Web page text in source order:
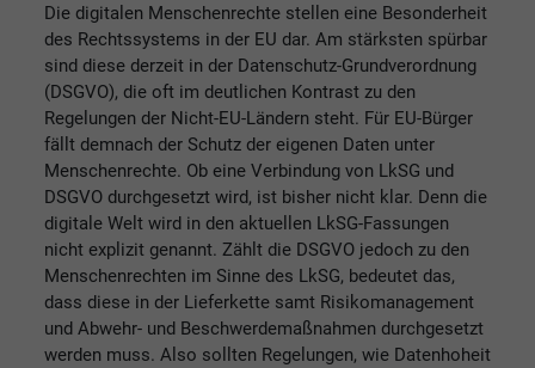
Die digitalen Menschenrechte stellen eine Besonderheit
des Rechtssystems in der EU dar. Am stärksten spürbar
sind diese derzeit in der Datenschutz-Grundverordnung
(DSGVO), die oft im deutlichen Kontrast zu den
Regelungen der Nicht-EU-Ländern steht. Für EU-Bürger
fällt demnach der Schutz der eigenen Daten unter
Menschenrechte. Ob eine Verbindung von LkSG und
DSGVO durchgesetzt wird, ist bisher nicht klar. Denn die
digitale Welt wird in den aktuellen LkSG-Fassungen
nicht explizit genannt. Zählt die DSGVO jedoch zu den
Menschenrechten im Sinne des LkSG, bedeutet das,
dass diese in der Lieferkette samt Risikomanagement
und Abwehr- und Beschwerdemaßnahmen durchgesetzt
werden muss. Also sollten Regelungen, wie Datenhoheit